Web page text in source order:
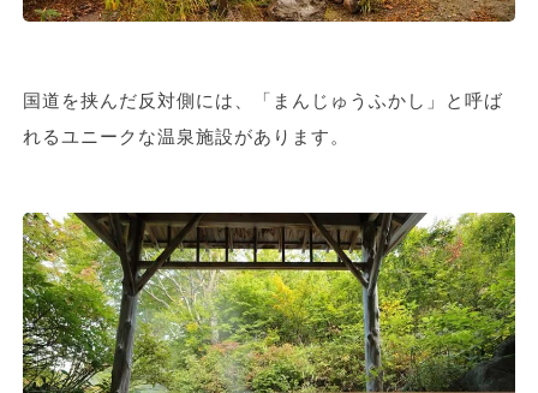
国道を挟んだ反対側には、「まんじゅうふかし」と呼ば
れるユニークな温泉施設があります。